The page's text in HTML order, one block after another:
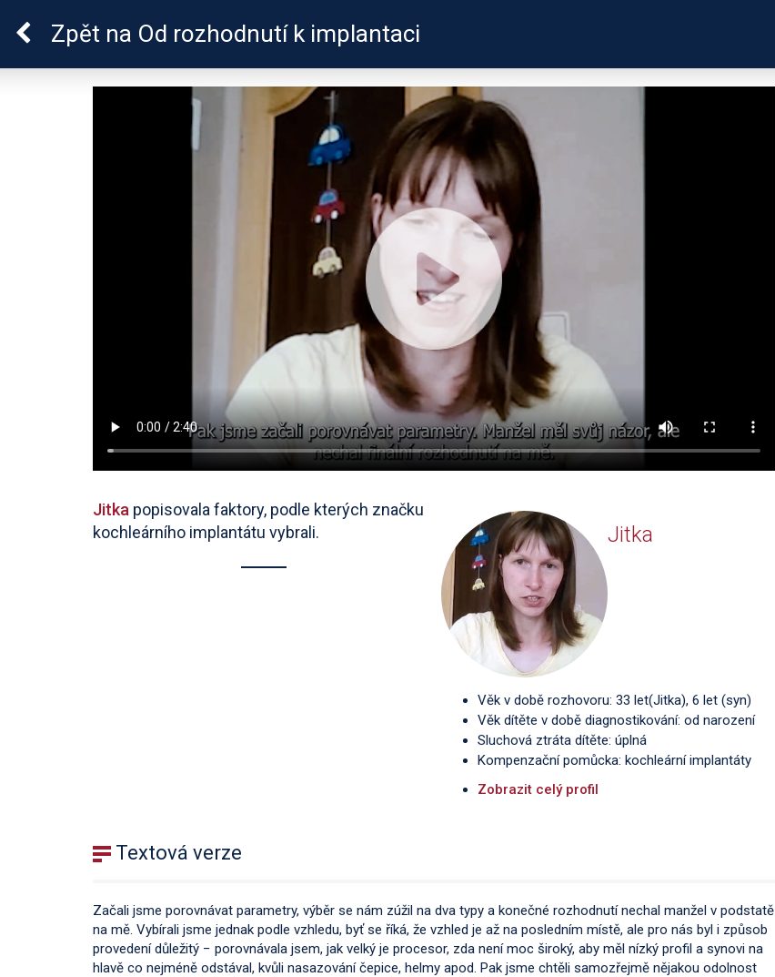
Sluchová vada u dětí
Zpět na Od rozhodnutí k implantaci
Jitka popisovala faktory, podle kterých značku
kochleárního implantátu vybrali.
Jitka
Věk v době rozhovoru: 33 let(Jitka), 6 let (syn)
Věk dítěte v době diagnostikování: od narození
Sluchová ztráta dítěte: úplná
Kompenzační pomůcka: kochleární implantáty
Zobrazit celý profil
Textová verze
Začali jsme porovnávat parametry, výběr se nám zúžil na dva typy a konečné rozhodnutí nechal manžel v podstatě
na mě. Vybírali jsme jednak podle vzhledu, byť se říká, že vzhled je až na posledním místě, ale pro nás byl i způsob
provedení důležitý − porovnávala jsem, jak velký je procesor, zda není moc široký, aby měl nízký profil a synovi na
hlavě co nejméně odstával, kvůli nasazování čepice, helmy apod. Pak jsme chtěli samozřejmě nějakou odolnost